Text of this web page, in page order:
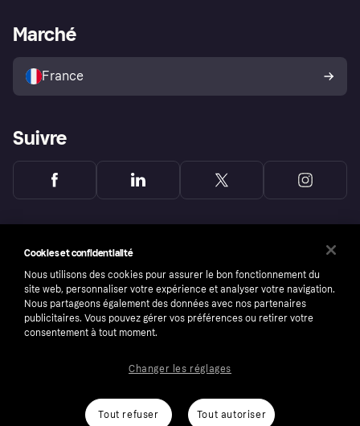
Explorez les magasins
Politique de protection de
l’acheteur Klarna
Portail Marchand
Marché
France
Suivre
number: 556737-0431
Cookies et confidentialité
Nous utilisons des cookies pour assurer le bon fonctionnement du
site web, personnaliser votre expérience et analyser votre navigation.
Nous partageons également des données avec nos partenaires
publicitaires. Vous pouvez gérer vos préférences ou retirer votre
consentement à tout moment.
Tout refuser Tout autoriser
Changer les réglages